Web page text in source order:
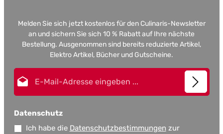
Melden Sie sich jetzt kostenlos für den Culinaris-Newsletter
an und sichern Sie sich 10 % Rabatt auf Ihre nächste
Bestellung. Ausgenommen sind bereits reduzierte Artikel,
Elektro Artikel, Bücher und Gutscheine.
Datenschutz
Ich habe die Datenschutzbestimmungen zur